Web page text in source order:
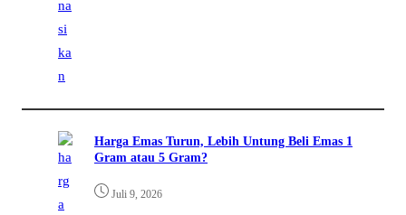
Harga Emas Turun, Lebih Untung Beli Emas 1
Gram atau 5 Gram?
Juli 9, 2026